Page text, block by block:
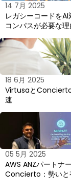
14 7月 2025
レガシーコードを
コンパスが必要な理
18 6月 2025
VirtusaとConcierto
速
05 5月 2025
AWS ANZパートナ
Concierto：勢いと